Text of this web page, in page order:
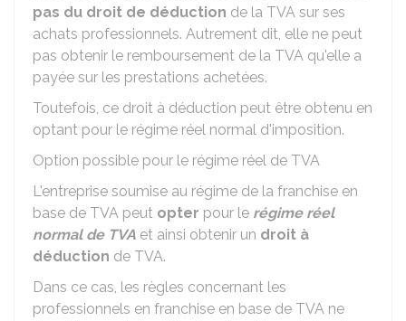
pas du droit de déduction de la TVA sur ses
achats professionnels. Autrement dit, elle ne peut
pas obtenir le remboursement de la TVA qu'elle a
payée sur les prestations achetées.
Toutefois, ce droit à déduction peut être obtenu en
optant pour le régime réel normal d'imposition.
Option possible pour le régime réel de TVA
L'entreprise soumise au régime de la franchise en
base de TVA peut opter pour le régime réel
normal de TVA et ainsi obtenir un droit à
déduction de TVA.
Dans ce cas, les règles concernant les
professionnels en franchise en base de TVA ne